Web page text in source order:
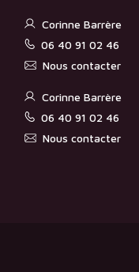
Corinne Barrère
06 40 91 02 46
Nous contacter
Corinne Barrère
06 40 91 02 46
Nous contacter